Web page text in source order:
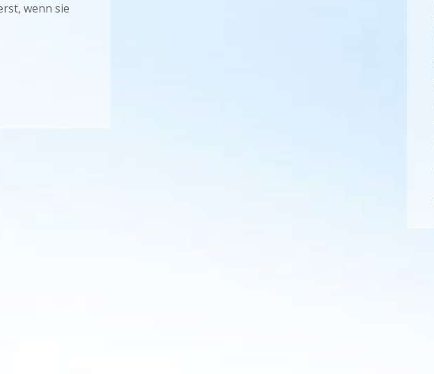
wenn sie